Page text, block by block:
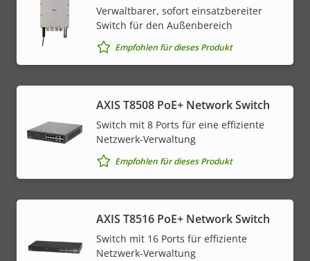
Verwaltbarer, sofort einsatzbereiter
Switch für den Außenbereich
Empfohlen für dieses Produkt
AXIS T8508 PoE+ Network Switch
Switch mit 8 Ports für eine effiziente
Netzwerk-Verwaltung
Empfohlen für dieses Produkt
AXIS T8516 PoE+ Network Switch
Switch mit 16 Ports für effiziente
Netzwerk-Verwaltung